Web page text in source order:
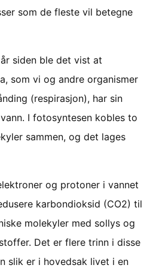
som de fleste vil betegne
siden ble det vist at
som vi og andre organismer
(respirasjon), har sin
I fotosyntesen kobles to
sammen, og det lages
og protoner i vannet
karbondioksid (CO2) til
molekyler med sollys og
Det er flere trinn i disse
slik er i hovedsak livet i en